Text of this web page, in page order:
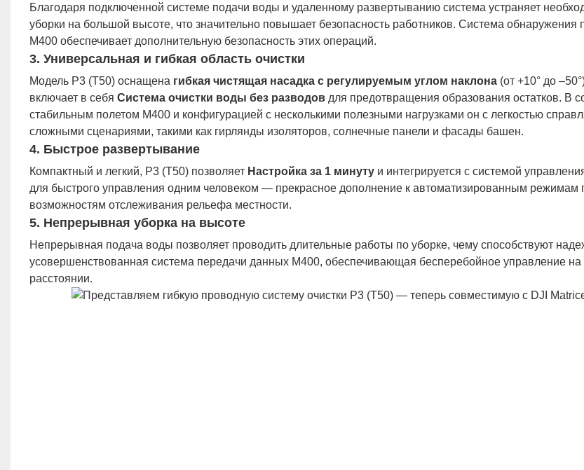
Благодаря подключенной системе подачи воды и удаленному развертыванию система устраняет
уборки на большой высоте, что значительно повышает безопасность работников. Система обнаружения
М400 обеспечивает дополнительную безопасность этих операций.
3. Универсальная и гибкая область очистки
Модель P3 (T50) оснащена гибкая чистящая насадка с регулируемым углом наклона (от +10° до
включает в себя Система очистки воды без разводов для предотвращения образования остатков. В
стабильным полетом M400 и конфигурацией с несколькими полезными нагрузками он с легкостью
сложными сценариями, такими как гирлянды изоляторов, солнечные панели и фасады башен.
4. Быстрое развертывание
Компактный и легкий, P3 (T50) позволяет Настройка за 1 минуту и интегрируется с системой
для быстрого управления одним человеком — прекрасное дополнение к автоматизированным режимам
возможностям отслеживания рельефа местности.
5. Непрерывная уборка на высоте
Непрерывная подача воды позволяет проводить длительные работы по уборке, чему способствуют
усовершенствованная система передачи данных M400, обеспечивающая бесперебойное управление
расстоянии.